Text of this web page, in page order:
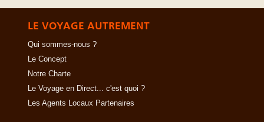
LE VOYAGE AUTREMENT
Qui sommes-nous ?
Le Concept
Notre Charte
Le Voyage en Direct... c'est quoi ?
Les Agents Locaux Partenaires